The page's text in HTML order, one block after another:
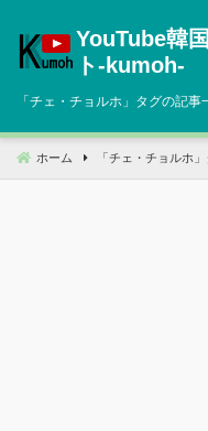
へ
動
YouTube韓
ト‐kumoh‐
「チェ・チョルホ 」タグの記事
ホーム 「 チェ・チョルホ